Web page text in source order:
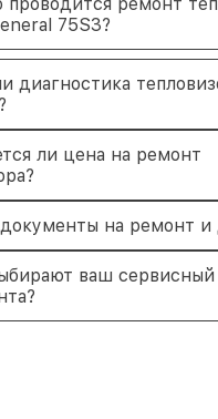
75S3?
диагностика
ли цена на ремонт
на ремонт и
ваш